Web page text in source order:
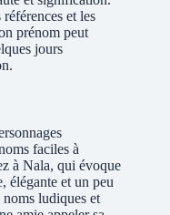
et les
prénom peut
jours
faciles à
à Nala, qui évoque
élégante et un peu
noms ludiques et